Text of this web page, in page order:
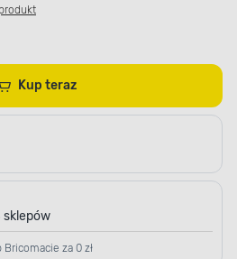
Kup teraz
sklepów
za 0 zł